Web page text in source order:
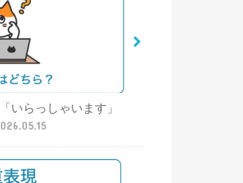
いらっしゃいます」